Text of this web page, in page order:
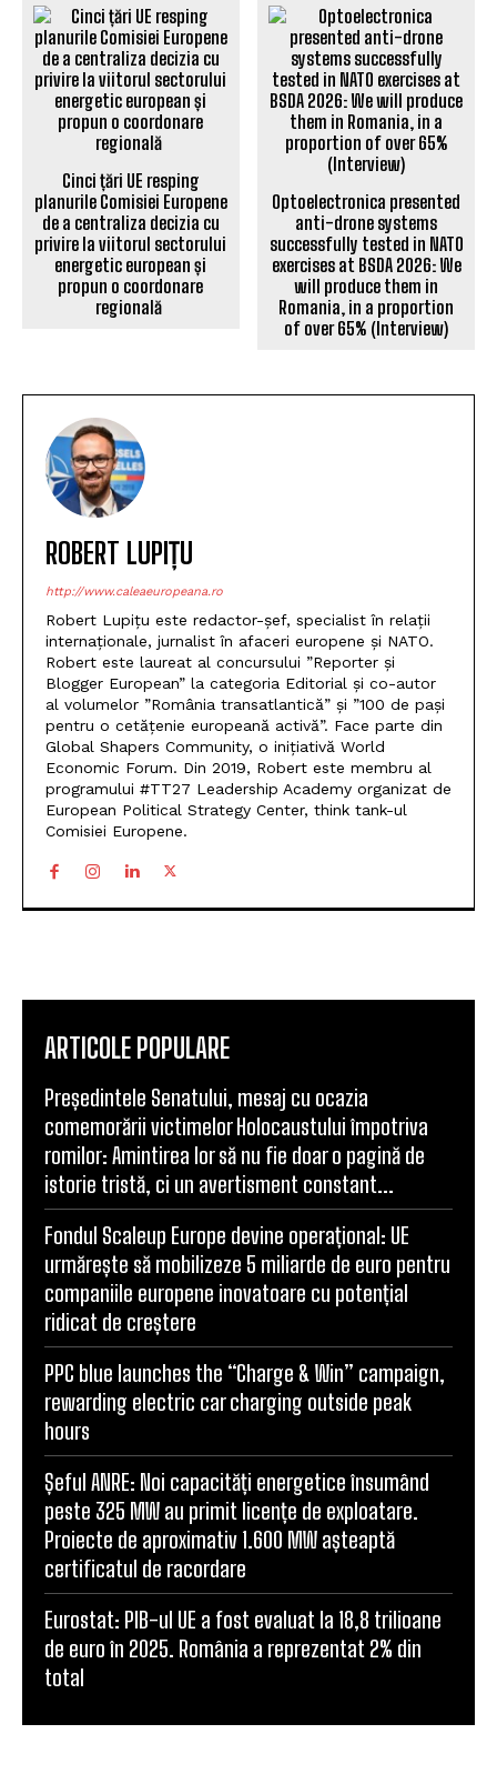
Cinci țări UE resping
planurile Comisiei Europene
de a centraliza decizia cu
privire la viitorul sectorului
energetic european și
propun o coordonare
regională
Optoelectronica presented
anti-drone systems
successfully tested in NATO
exercises at BSDA 2026: We
will produce them in
Romania, in a proportion
of over 65% (Interview)
ROBERT LUPIȚU
http://www.caleaeuropeana.ro
Robert Lupițu este redactor-șef, specialist în relații
internaționale, jurnalist în afaceri europene și NATO.
Robert este laureat al concursului ”Reporter și
Blogger European” la categoria Editorial și co-autor
al volumelor ”România transatlantică” și ”100 de pași
pentru o cetățenie europeană activă”. Face parte din
Global Shapers Community, o inițiativă World
Economic Forum. Din 2019, Robert este membru al
programului #TT27 Leadership Academy organizat de
European Political Strategy Center, think tank-ul
Comisiei Europene.
ARTICOLE POPULARE
Președintele Senatului, mesaj cu ocazia
comemorării victimelor Holocaustului împotriva
romilor: Amintirea lor să nu fie doar o pagină de
istorie tristă, ci un avertisment constant...
Fondul Scaleup Europe devine operațional: UE
urmărește să mobilizeze 5 miliarde de euro pentru
companiile europene inovatoare cu potențial
ridicat de creștere
PPC blue launches the “Charge & Win” campaign,
rewarding electric car charging outside peak
hours
Șeful ANRE: Noi capacități energetice însumând
peste 325 MW au primit licențe de exploatare.
Proiecte de aproximativ 1.600 MW așteaptă
certificatul de racordare
Eurostat: PIB-ul UE a fost evaluat la 18,8 trilioane
de euro în 2025. România a reprezentat 2% din
total